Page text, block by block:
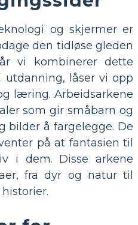
og skjermer er
den tidløse gleden
vi kombinerer dette
låser vi opp
læring. Arbeidsarkene
som gir småbarn og
bilder å fargelegge. De
på at fantasien til
i dem. Disse arkene
fra dyr og natur til